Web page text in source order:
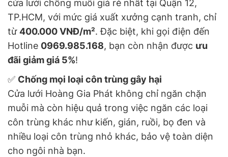
cửa lưới chống muỗi giá rẻ nhất tại Quận 12,
TP.HCM, với mức giá xuất xưởng cạnh tranh, chỉ
từ400.000 VNĐ/m². Đặc biệt, khi gọi điện đến
Hotline 0969.985.168, bạn còn nhận được ưu
đãi giảm giá 5%!
✅ Chống mọi loại côn trùng gây hại
Cửa lưới Hoàng Gia Phát không chỉ ngăn chặn
muỗi mà còn hiệu quả trong việc ngăn các loại
côn trùng khác như kiến, gián, ruồi, bọ đen và
nhiều loại côn trùng nhỏ khác, bảo vệ toàn diện
cho ngôi nhà bạn.